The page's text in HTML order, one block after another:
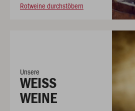
Rotweine durchstöbern
Unsere
WEISS
WEINE